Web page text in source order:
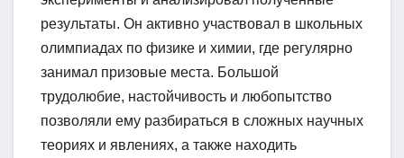
результаты. Он активно участвовал в школьных
олимпиадах по физике и химии, где регулярно
занимал призовые места. Большой
трудолюбие, настойчивость и любопытство
позволяли ему разбираться в сложных научных
теориях и явлениях, а также находить